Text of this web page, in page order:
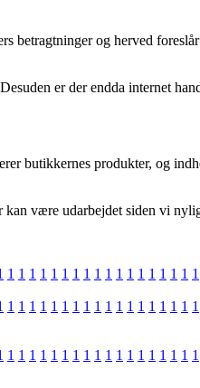
og herved
er der endda internet
butikkernes produkter, og
være udarbejdet siden vi
1 1 1 1 1 1 1 1 1 1 1 1 1 1 1 1 1 1
1 1 1 1 1 1 1 1 1 1 1 1 1 1 1 1 1 1
1 1 1 1 1 1 1 1 1 1 1 1 1 1 1 1 1 1